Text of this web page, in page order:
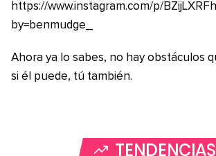
https://www.instagram.com/p/
by=benmudge_
Ahora ya lo sabes, no hay obstáculos
si él puede, tú también.
TENDENCIAS